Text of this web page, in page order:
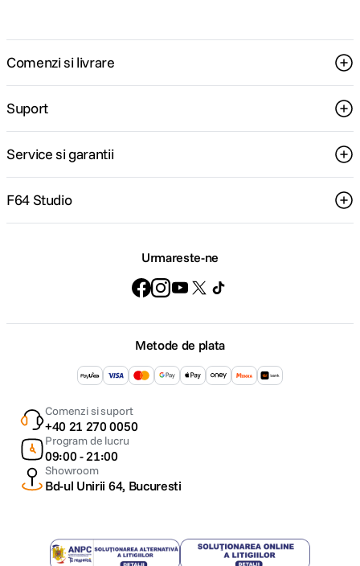
Comenzi si livrare
Suport
Service si garantii
F64 Studio
Urmareste-ne
Metode de plata
Comenzi si suport
+40 21 270 0050
Program de lucru
09:00 - 21:00
Showroom
Bd-ul Unirii 64, Bucuresti